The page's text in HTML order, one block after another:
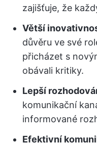
zajišťuje, že
Větší
důvěru ve své
přicházet s
obávali kritiky.
Lepší
komunikační
informované
Efektivní